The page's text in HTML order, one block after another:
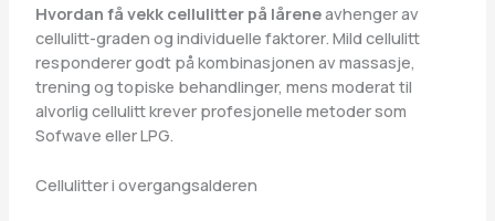
Hvordan få vekk cellulitter på låreneavhenger av
cellulitt-graden og individuelle faktorer. Mild cellulitt
responderer godt på kombinasjonen av massasje,
trening og topiske behandlinger, mens moderat til
alvorlig cellulitt krever profesjonelle metoder som
Sofwave eller LPG.
Cellulitter i overgangsalderen